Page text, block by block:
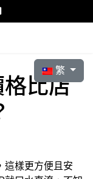
選擇你的語言
繁
比店
這樣更方便且安